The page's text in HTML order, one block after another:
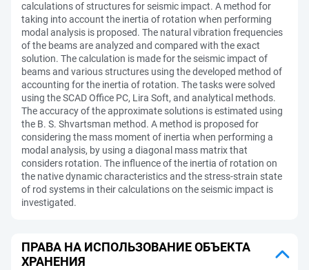
calculations of structures for seismic impact. A method for
taking into account the inertia of rotation when performing
modal analysis is proposed. The natural vibration frequencies
of the beams are analyzed and compared with the exact
solution. The calculation is made for the seismic impact of
beams and various structures using the developed method of
accounting for the inertia of rotation. The tasks were solved
using the SCAD Office PC, Lira Soft, and analytical methods.
The accuracy of the approximate solutions is estimated using
the B. S. Shvartsman method. A method is proposed for
considering the mass moment of inertia when performing a
modal analysis, by using a diagonal mass matrix that
considers rotation. The influence of the inertia of rotation on
the native dynamic characteristics and the stress-strain state
of rod systems in their calculations on the seismic impact is
investigated.
ПРАВА НА ИСПОЛЬЗОВАНИЕ ОБЪЕКТА
ХРАНЕНИЯ